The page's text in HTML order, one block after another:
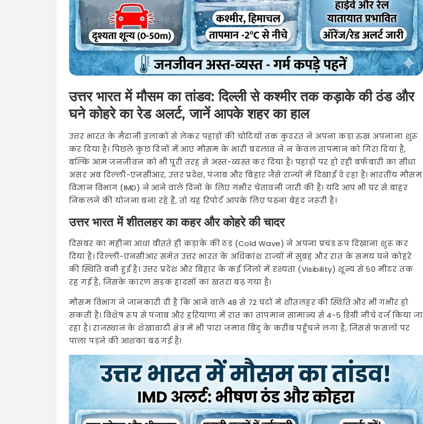
उत्तर भारत में मौसम का तांडव: दिल्ली से कश्मीर तक कड़ाके की ठंड और
घने कोहरे का रेड अलर्ट, जानें आपके शहर का हाल
उत्तर भारत के मैदानी इलाकों से लेकर पहाड़ों की चोटियों तक कुदरत ने अपना कड़ा रुख अपनाना शुरू
कर दिया है। पिछले कुछ दिनों में आए मौसम के भारी बदलाव ने न केवल तापमान को गिरा दिया है,
बल्कि आम जनजीवन को भी पूरी तरह से अस्त-व्यस्त कर दिया है। पहाड़ों पर हो रही बर्फबारी का सीधा
असर अब दिल्ली-एनसीआर, उत्तर प्रदेश, पंजाब और बिहार जैसे राज्यों में दिखाई दे रहा है। भारतीय मौसम
विज्ञान विभाग (IMD) ने आने वाले दिनों के लिए गंभीर चेतावनी जारी की है। यदि आप भी घर से बाहर
निकलने की योजना बना रहे हैं, तो यह रिपोर्ट आपके लिए पढ़ना बेहद जरूरी है।
उत्तर भारत में शीतलहर का कहर और कोहरे की चादर
दिसंबर का महीना आधा बीतते ही कड़ाके की ठंड (Cold Wave) ने अपना प्रचंड रूप दिखाना शुरू कर
दिया है। दिल्ली-एनसीआर समेत उत्तर भारत के अधिकांश राज्यों में सुबह और रात के समय घने कोहरे
की स्थिति बनी हुई है। उत्तर प्रदेश और बिहार के कई जिलों में दृश्यता (Visibility) शून्य से 50 मीटर तक
रह गई है, जिसके कारण सड़क हादसों का खतरा बढ़ गया है।
मौसम विभाग ने जानकारी दी है कि आने वाले 48 से 72 घंटों में शीतलहर की स्थिति और भी गंभीर हो
सकती है। विशेष रूप से पंजाब और हरियाणा में रात का तापमान सामान्य से 4-5 डिग्री नीचे दर्ज किया जा
रहा है। राजस्थान के शेखावाटी क्षेत्र में भी पारा जमाव बिंदु के करीब पहुँचने लगा है, जिससे फसलों पर
पाला पड़ने की आशंका बढ़ गई है।